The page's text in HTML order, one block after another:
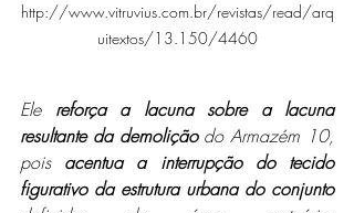
http://www.vitruvius.com.br/revistas/read/arq
uitextos/13.150/4460
Ele reforça a lacuna sobre a lacuna
resultante da demolição do Armazém 10,
pois acentua a interrupção do tecido
figurativo da estrutura urbana do conjunto